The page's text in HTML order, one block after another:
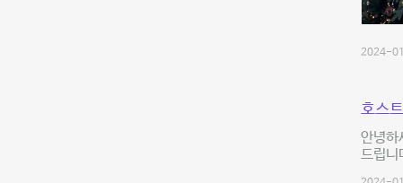
2024-
호스
안녕하
드립니